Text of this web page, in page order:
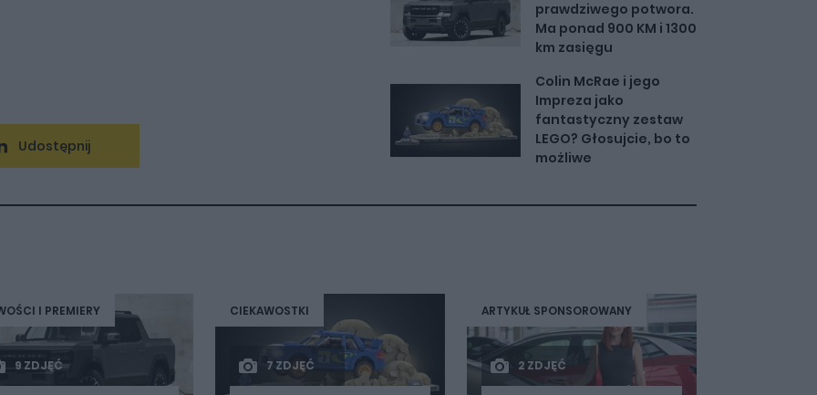
Udostępnij
prawdziwego potwora.
Ma ponad 900 KM i 1300
km zasięgu
Colin McRae i jego
Impreza jako
fantastyczny zestaw
LEGO? Głosujcie, bo to
możliwe
I PREMIERY
9 ZDJĘĆ
CIEKAWOSTKI
7 ZDJĘĆ
ARTYKUŁ SPONSOROWANY
2 ZDJĘĆ